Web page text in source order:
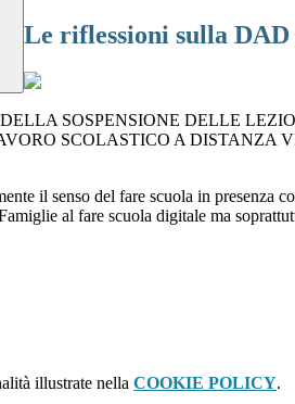
Le riflessioni sulla
SOSPENSIONE DELLE
SCOLASTICO A DISTANZA
il senso del fare scuola in presenza
al fare scuola digitale ma
illustrate nella COOKIE POLICY.